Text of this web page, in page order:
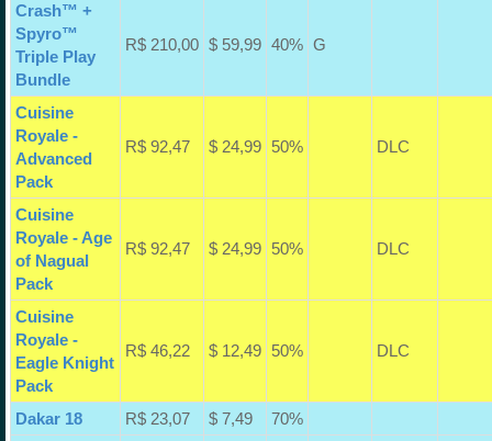
Crash™ +
Spyro™
Triple Play
Bundle
R$ 210,00 $ 59,99 40% G
Cuisine
Royale -
Advanced
Pack
R$ 92,47 $ 24,99 50% DLC
Cuisine
Royale - Age
of Nagual
Pack
R$ 92,47 $ 24,99 50% DLC
Cuisine
Royale -
Eagle Knight
Pack
R$ 46,22 $ 12,49 50% DLC
Dakar 18 R$ 23,07 $ 7,49
70%